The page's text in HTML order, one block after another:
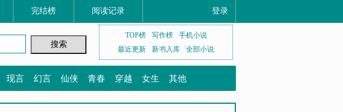
完结榜 阅读记录 登录
TOP榜 写作榜
手机小说
最近更新
新书入库 全部小说
现言 幻言 仙侠 青春 穿越 女生 其他